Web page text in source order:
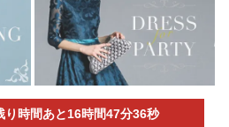
り時間あと16時間47分36秒